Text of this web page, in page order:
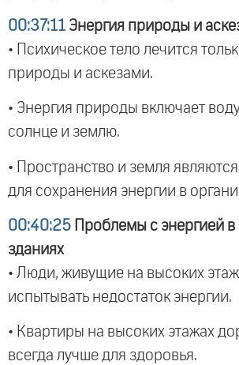
00:37:11 Энергия природы и
• Психическое тело лечится
природы и аскезами.
• Энергия природы включает
солнце и землю.
• Пространство и земля
для сохранения энергии в
00:40:25 Проблемы с энергией
зданиях
• Люди, живущие на высоких
испытывать недостаток энергии.
• Квартиры на высоких этажах
всегда лучше для здоровья.